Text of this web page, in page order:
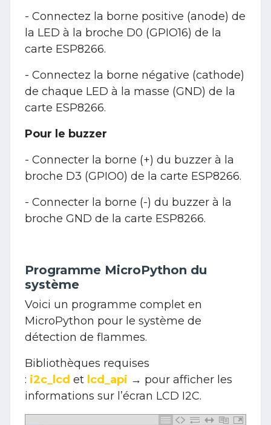
- Connectez la borne positive (anode) de
la LED à la broche D0 (GPIO16) de la
carte ESP8266.
- Connectez la borne négative (cathode)
de chaque LED à la masse (GND) de la
carte ESP8266.
Pour le buzzer
- Connecter la borne (+) du buzzer à la
broche D3 (GPIO0) de la carte ESP8266.
- Connecter la borne (-) du buzzer à la
broche GND de la carte ESP8266.
Programme MicroPython du
système
Voici un programme complet en
MicroPython pour le système de
détection de flammes.
Bibliothèques requises
: i2c_lcd et lcd_api → pour afficher les
informations sur l’écran LCD I2C.